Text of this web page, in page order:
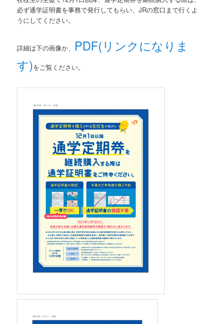
必ず通学証明書を事務で発行してもらい、JRの窓口まで行くよ
うにしてください。
詳細は下の画像か、
PDF(リンクになりま
す)をご覧ください。